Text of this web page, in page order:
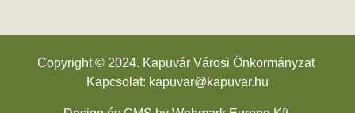
Copyright © 2024. Kapuvár Városi Önkormányzat
Kapcsolat: kapuvar@kapuvar.hu